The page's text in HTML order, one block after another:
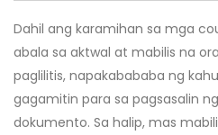
Dahil ang karamihan sa mga
abala sa aktwal at mabilis na
paglilitis, napakabababa ng
gagamitin para sa pagsasalin
dokumento. Sa halip, mas